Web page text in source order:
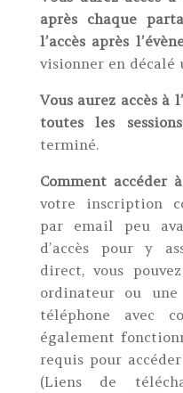
après chaque
l’accès après
visionner en décalé
Vous aurez accès à
toutes les sessions
terminé.
Comment accéder
votre inscription
par email peu
d’accès pour y
direct, vous
ordinateur ou
téléphone avec
également
requis pour
(Liens de